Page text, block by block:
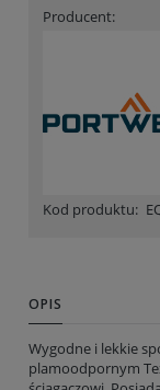
Producent:
Kod produktu:
OPIS
Wygodne i lekkie
plamoodpornym